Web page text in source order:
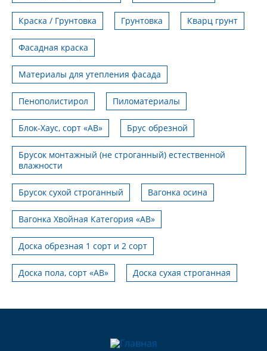
Краска / Грунтовка Грунтовка Кварц грунт
Фасадная краска
Материалы для утепления фасада
Пенополистирол Пиломатериалы
Блок-Хаус, сорт «АВ» Брус обрезной
Брусок монтажный (не строганный) естественной
влажности
Брусок сухой строганный Вагонка осина
Вагонка Хвойная Категория «АВ»
Доска обрезная 1 сорт и 2 сорт
Доска пола, сорт «АВ» Доска сухая строганная